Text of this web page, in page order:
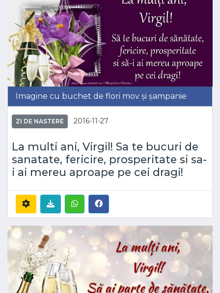
Imagine cu buchet de flori mov și șampanie
ZI DE NASTERE 2016-11-27
La multi ani, Virgil! Sa te bucuri de
sanatate, fericire, prosperitate si sa-
i ai mereu aproape pe cei dragi!